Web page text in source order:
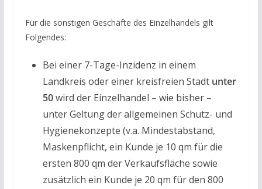
Für die sonstigen Geschäfte des Einzelhandels gilt
Folgendes:
Bei einer 7-Tage-Inzidenz in einem
Landkreis oder einer kreisfreien Stadt unter
50wird der Einzelhandel – wie bisher –
unter Geltung der allgemeinen Schutz- und
Hygienekonzepte (v.a. Mindestabstand,
Maskenpflicht, ein Kunde je 10 qm für die
ersten 800 qm der Verkaufsfläche sowie
zusätzlich ein Kunde je 20 qm für den 800